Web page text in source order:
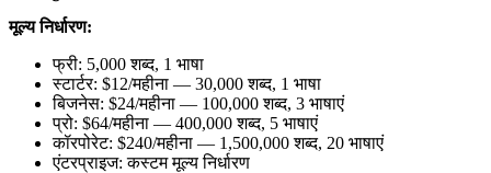
मूल्य निर्धारण:
फ्री: 5,000 शब्द, 1 भाषा
स्टार्टर: $12/महीना — 30,000 शब्द, 1 भाषा
बिजनेस: $24/महीना — 100,000 शब्द, 3 भाषाएं
प्रो: $64/महीना — 400,000 शब्द, 5 भाषाएं
कॉरपोरेट: $240/महीना — 1,500,000 शब्द, 20 भाषाएं
एंटरप्राइज: कस्टम मूल्य निर्धारण